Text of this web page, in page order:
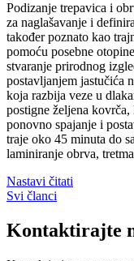
Podizanje trepavica i
za naglašavanje i
također poznato kao
pomoću posebne
stvaranje prirodnog
postavljanjem jastučića
koja razbija veze u
postigne željena
ponovno spajanje i
traje oko 45 minuta do
laminiranje obrva,
Nastavi čitati
Svi članci
Kontaktirajte